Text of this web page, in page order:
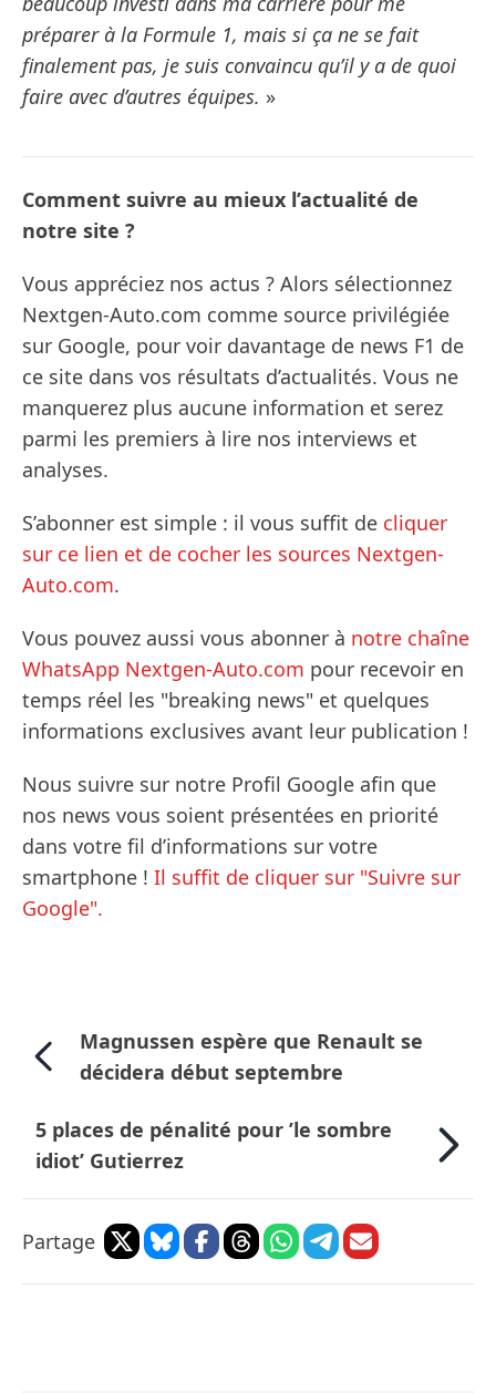
préparer à la Formule 1, mais si ça ne se fait
finalement pas, je suis convaincu qu’il y a de quoi
faire avec d’autres équipes. »
Comment suivre au mieux l’actualité de
notre site ?
Vous appréciez nos actus ? Alors sélectionnez
Nextgen-Auto.com comme source privilégiée
sur Google, pour voir davantage de news F1 de
ce site dans vos résultats d’actualités. Vous ne
manquerez plus aucune information et serez
parmi les premiers à lire nos interviews et
analyses.
S’abonner est simple : il vous suffit de cliquer
sur ce lien et de cocher les sources Nextgen-
Auto.com.
Vous pouvez aussi vous abonner à notre chaîne
WhatsApp Nextgen-Auto.com pour recevoir en
temps réel les "breaking news" et quelques
informations exclusives avant leur publication !
Nous suivre sur notre Profil Google afin que
nos news vous soient présentées en priorité
dans votre fil d’informations sur votre
smartphone ! Il suffit de cliquer sur "Suivre sur
Google".
Magnussen espère que Renault se
décidera début septembre
5 places de pénalité pour ’le sombre
idiot’ Gutierrez
Partage